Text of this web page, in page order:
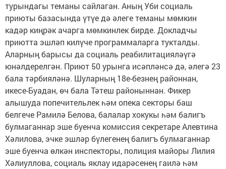
турындагы теманы сайлаган. Аның Уби социаль
приюты базасында үтүе дә әлеге теманы мөмкин
кадәр киңрәк ачарга мөмкинлек бирде. Докладчы
приютта эшләп килүче программаларга тукталды.
Аларның барысы да социаль реабилитацияләүгә
юнәлдерелгән. Приют 50 урынга исәпләнсә дә, әлегә 23
бала тәрбияләнә. Шуларның 18е-безнең районнан,
икесе-Буадан, өч бала Тәтеш районыннан. Фикер
алышуда попечительлек һәм опека секторы баш
белгече Рамилә Белова, балалар хокукы һәм балигъ
булмаганнар эше буенча комиссия секретаре Алевтина
Хәлилова, эчке эшләр бүлегенең балигъ булмаганнар
эше буенча өлкән инспекторы, полиция майоры Лилия
Хәлиуллова, социаль яклау идарәсенең гаилә һәм